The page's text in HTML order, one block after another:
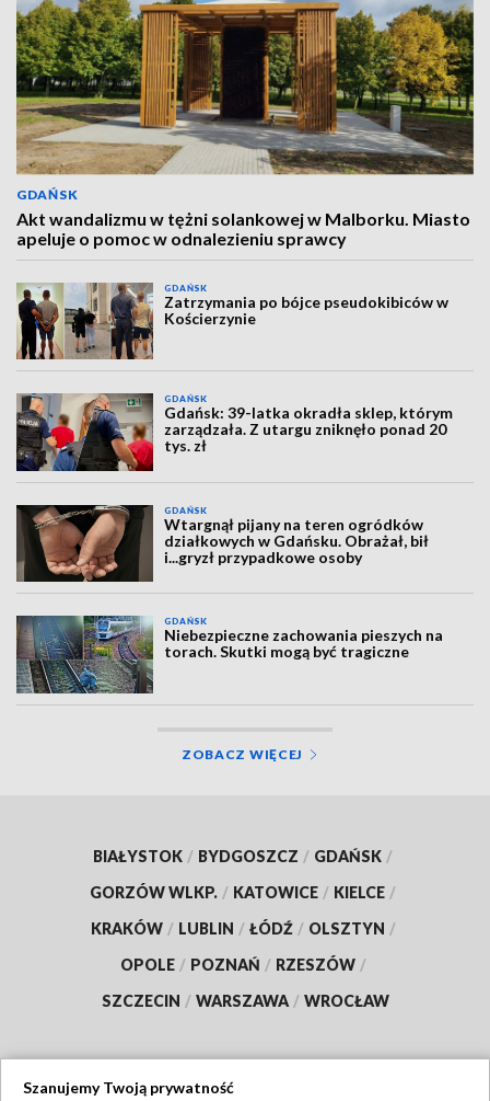
GDAŃSK
Akt wandalizmu w tężni solankowej w Malborku. Miasto
apeluje o pomoc w odnalezieniu sprawcy
GDAŃSK
Zatrzymania po bójce pseudokibiców w
Kościerzynie
GDAŃSK
Gdańsk: 39-latka okradła sklep, którym
zarządzała. Z utargu zniknęło ponad 20
tys. zł
GDAŃSK
Wtargnął pijany na teren ogródków
działkowych w Gdańsku. Obrażał, bił
i...gryzł przypadkowe osoby
GDAŃSK
Niebezpieczne zachowania pieszych na
torach. Skutki mogą być tragiczne
ZOBACZ WIĘCEJ
BIAŁYSTOK / BYDGOSZCZ / GDAŃSK /
GORZÓW WLKP. / KATOWICE / KIELCE /
KRAKÓW / LUBLIN / ŁÓDŹ / OLSZTYN /
OPOLE / POZNAŃ / RZESZÓW /
SZCZECIN / WARSZAWA / WROCŁAW
Szanujemy Twoją prywatność